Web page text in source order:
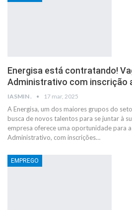
Energisa está contratando!
Administrativo com inscrição
IASMIN . 17 mar, 2025
A Energisa, um dos maiores grupos do
busca de novos talentos para se juntar à
empresa oferece uma oportunidade para
Administrativo, com inscrições…
EMPREGO